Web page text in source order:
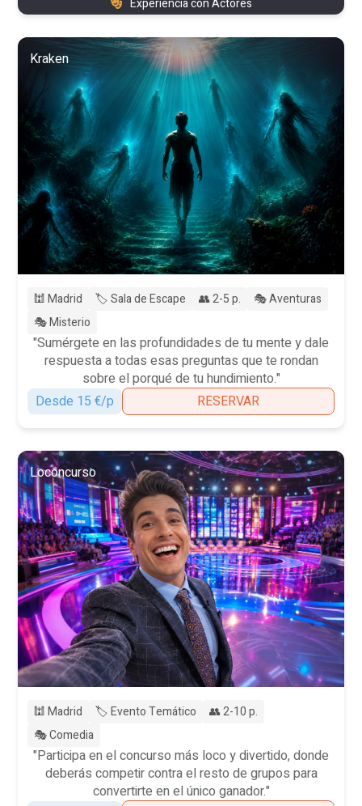
Experiencia con Actores
Kraken
🕍 Madrid 🏷️ Sala de Escape 👥 2-5 p.
🎭 Aventuras
🎭 Misterio
"Sumérgete en las profundidades de tu mente y dale
respuesta a todas esas preguntas que te rondan
sobre el porqué de tu hundimiento."
Desde 15 €/p
RESERVAR
Loconcurso
🕍 Madrid 🏷️ Evento Temático
👥 2-10 p.
🎭 Comedia
"Participa en el concurso más loco y divertido, donde
deberás competir contra el resto de grupos para
convertirte en el único ganador."